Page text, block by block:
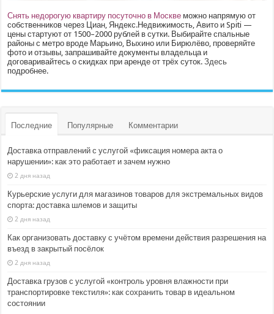
Снять недорогую квартиру посуточно в Москве можно напрямую от
собственников через Циан, Яндекс.Недвижимость, Авито и Spiti —
цены стартуют от 1500–2000 рублей в сутки. Выбирайте спальные
районы с метро вроде Марьино, Выхино или Бирюлёво, проверяйте
фото и отзывы, запрашивайте документы владельца и
договаривайтесь о скидках при аренде от трёх суток.Здесь
подробнее.
Последние Популярные Комментарии
Доставка отправлений с услугой «фиксация номера акта о
нарушении»: как это работает и зачем нужно
2 дня назад
Курьерские услуги для магазинов товаров для экстремальных видов
спорта: доставка шлемов и защиты
2 дня назад
Как организовать доставку с учётом времени действия разрешения на
въезд в закрытый посёлок
2 дня назад
Доставка грузов с услугой «контроль уровня влажности при
транспортировке текстиля»: как сохранить товар в идеальном
состоянии